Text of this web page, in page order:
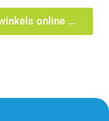
online ...